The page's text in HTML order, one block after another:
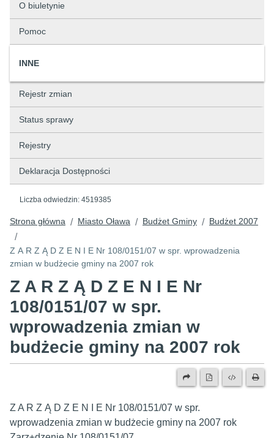
O biuletynie
Pomoc
INNE
Rejestr zmian
Status sprawy
Rejestry
Deklaracja Dostępności
Liczba odwiedzin: 4519385
Strona główna / Miasto Oława / Budżet Gminy / Budżet 2007
/
Z A R Z Ą D Z E N I E Nr 108/0151/07 w spr. wprowadzenia
zmian w budżecie gminy na 2007 rok
Z A R Z Ą D Z E N I E Nr
108/0151/07 w spr.
wprowadzenia zmian w
budżecie gminy na 2007 rok
Z A R Z Ą D Z E N I E Nr 108/0151/07 w spr.
wprowadzenia zmian w budżecie gminy na 2007 rok